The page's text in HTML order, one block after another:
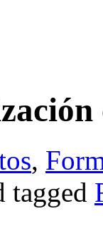
,
tagged